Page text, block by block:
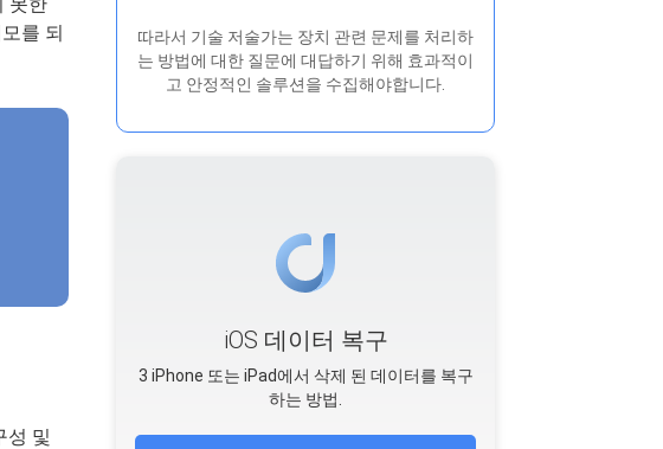
를 되
성 및
따라서 기술 저술가는 장치 관련 문제를 처리하
는 방법에 대한 질문에 대답하기 위해 효과적이
고 안정적인 솔루션을 수집해야합니다.
iOS 데이터 복구
3 iPhone 또는 iPad에서 삭제 된 데이터를 복구
하는 방법.